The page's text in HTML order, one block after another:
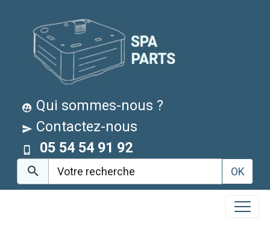
Qui sommes-nous ?
Contactez-nous
05 54 54 91 92
OK